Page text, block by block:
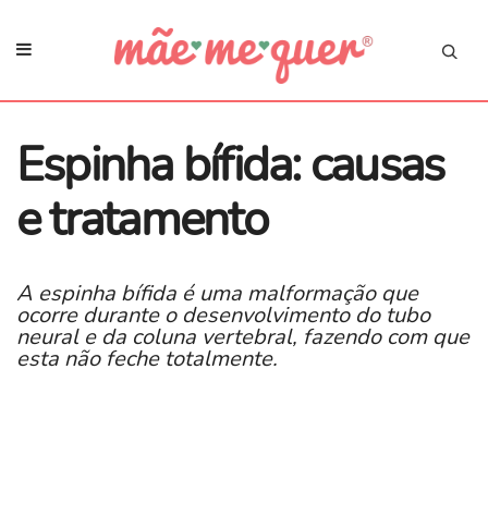
Espinha bífida: causas
e tratamento
A espinha bífida é uma malformação que
ocorre durante o desenvolvimento do tubo
neural e da coluna vertebral, fazendo com que
esta não feche totalmente.